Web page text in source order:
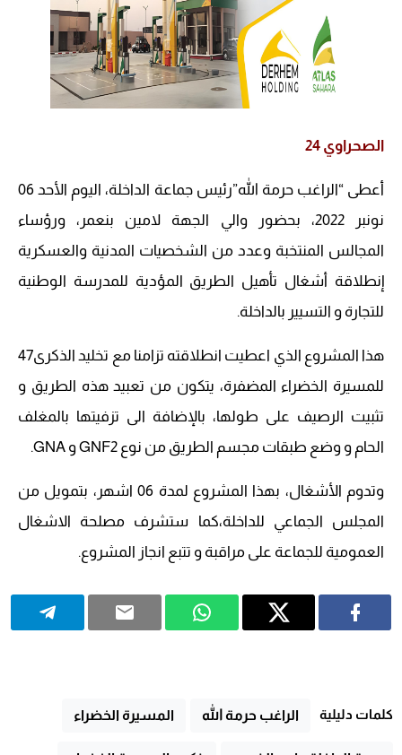
الصحراوي 24
أعطى “الراغب حرمة الله”رئيس جماعة الداخلة، اليوم الأحد 06
نونبر 2022، بحضور والي الجهة لامين بنعمر، ورؤساء
المجالس المنتخبة وعدد من الشخصيات المدنية والعسكرية
إنطلاقة أشغال تأهيل الطريق المؤدية للمدرسة الوطنية
للتجارة و التسيير بالداخلة.
هذا المشروع الذي اعطيت انطلاقته تزامنا مع تخليد الذكرى47
للمسيرة الخضراء المضفرة، يتكون من تعبيد هذه الطريق و
تثبيت الرصيف على طولها، بالإضافة الى تزفيتها بالمغلف
الحام و وضع طبقات مجسم الطريق من نوع GNF2 و GNA.
وتدوم الأشغال، بهذا المشروع لمدة 06 اشهر، بتمويل من
المجلس الجماعي للداخلة،كما ستشرف مصلحة الاشغال
العمومية للجماعة على مراقبة و تتبع انجاز المشروع.
كلمات دليلية الراغب حرمة الله المسيرة الخضراء